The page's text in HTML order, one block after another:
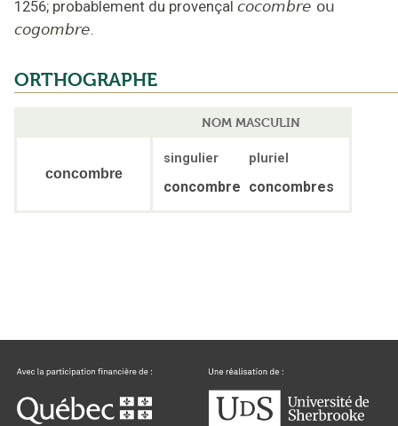
1256; probablement du provençal cocombre ou
cogombre.
ORTHOGRAPHE
NOM MASCULIN
concombre
singulier pluriel
concombre concombres